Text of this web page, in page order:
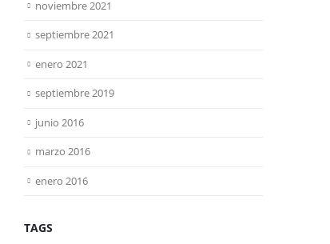
noviembre 2021
septiembre 2021
enero 2021
septiembre 2019
junio 2016
marzo 2016
enero 2016
TAGS